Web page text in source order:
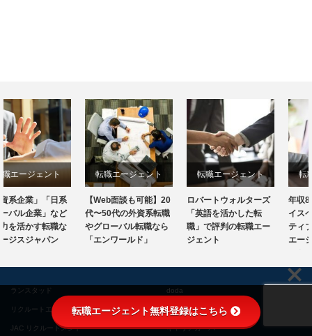
転職エージェント
【Web面談も可能】20
代〜50代の外資系転職
やグローバル転職なら
「エンワールド」
転職エージェント
ロバートウォルターズ
「英語を活かした転
職」で評判の転職エー
ジェント
転職エージェント
年収800万円以上のハ
イスペック・エグゼク
ティブ求人に強い転職
エージェント「リクル
ランスタッド doda
リクルートエージェント ロバート・ウォルターズ
JAC リクルートメント キャリアカーバー
転職エージェント無料登録はこちら